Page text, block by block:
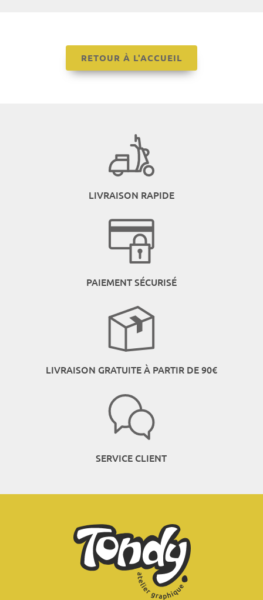
RETOUR À L'ACCUEIL
LIVRAISON RAPIDE
PAIEMENT SÉCURISÉ
LIVRAISON GRATUITE À PARTIR DE 90€
SERVICE CLIENT